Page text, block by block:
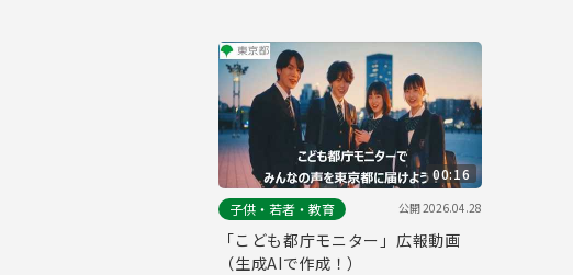
00:16
子供・若者・教育
公開2026.04.28
「こども都庁モニター」広報動画
（生成AIで作成！）